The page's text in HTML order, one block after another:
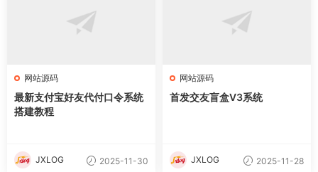
网站源码
最新支付宝好友代付口令系统
搭建教程
JXLOG 2025-11-30
网站源码
首发交友盲盒V3系统
JXLOG 2025-11-28